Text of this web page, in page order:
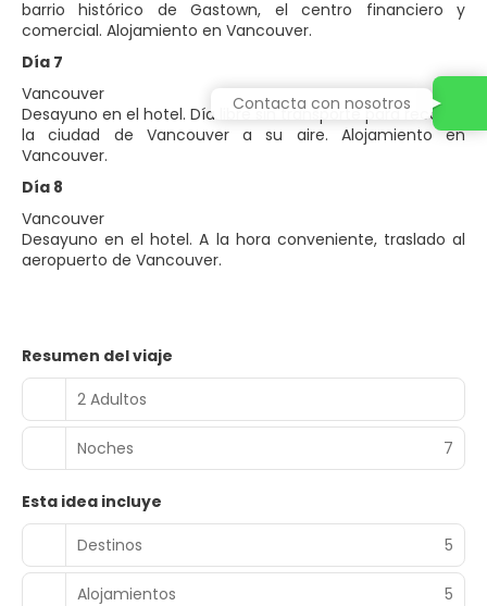
barrio histórico de Gastown, el centro financiero y
comercial. Alojamiento en Vancouver.
Día 7
Vancouver
Desayuno en el hotel. Día libre sin transporte para recorrer
la ciudad de Vancouver a su aire. Alojamiento en
Vancouver.
Día 8
Vancouver
Desayuno en el hotel. A la hora conveniente, traslado al
aeropuerto de Vancouver.
Resumen del viaje
2 Adultos
Noches 7
Esta idea incluye
Destinos
5
Alojamientos 5
Contacta con nosotros